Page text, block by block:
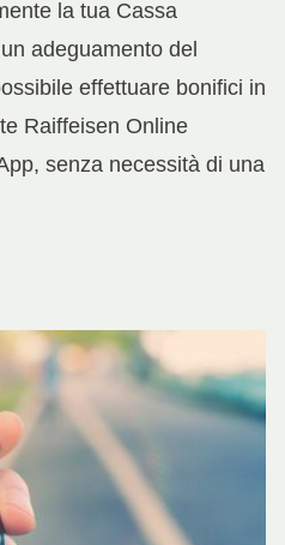
la tua Cassa
adeguamento del
effettuare bonifici in
Raiffeisen Online
senza necessità di una